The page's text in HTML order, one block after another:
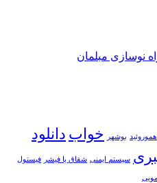
بوشهر خواب دانلود
سیستم ایمنی شقاق یا فیشر فیستول